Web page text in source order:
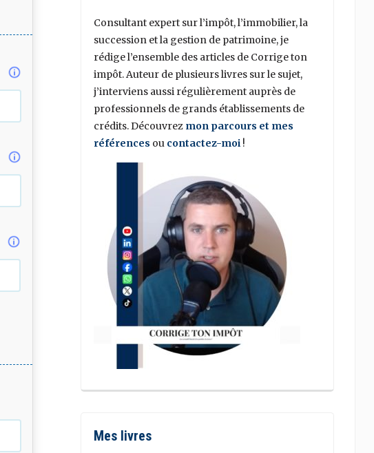
Consultant expert sur l’impôt, l’immobilier, la
succession et la gestion de patrimoine, je
rédige l’ensemble des articles de Corrige ton
impôt. Auteur de plusieurs livres sur le sujet,
j’interviens aussi régulièrement auprès de
professionnels de grands établissements de
crédits. Découvrez mon parcours et mes
références ou contactez-moi!
Mes livres